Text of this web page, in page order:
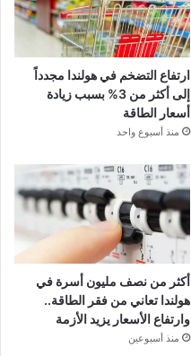
ارتفاع التضخم في هولندا مجدداً
إلى أكثر من 3% بسبب زيادة
أسعار الطاقة
منذ أسبوع واحد
أكثر من نصف مليون أسرة في
هولندا تعاني من فقر الطاقة..
وارتفاع الأسعار يزيد الأزمة
منذ أسبوعين